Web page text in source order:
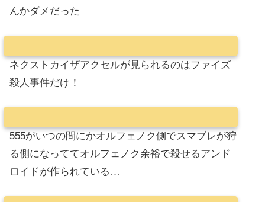
んかダメだった
ネクストカイザアクセルが見られるのはファイズ
殺人事件だけ！
555がいつの間にかオルフェノク側でスマブレが狩
る側になっててオルフェノク余裕で殺せるアンド
ロイドが作られている…